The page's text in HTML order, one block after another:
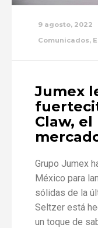
9 agosto, 2022
Comunicados,
Jumex
Claw,
Grupo Jumex
México para
sólidas de la
Seltzer está
un toque de